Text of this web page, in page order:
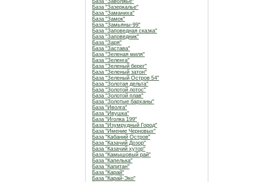
База "Зазеркалье"
База "Заманиха"
База "Замок"
База "Замьяны-99"
База "Заповедная сказка"
База "Заповедник"
База "Заря"
База "Застава"
База "Зеленая миля"
База "Зеленга"
База "Зеленый берег"
База "Зеленый затон"
База "Зеленый Остров 54"
База "Золотая дельта"
База "Золотой лотос"
База "Золотой плав"
База "Золотые барханы"
База "Иволга"
База "Ивушка"
База "Иголка 199"
База "Изумрудный Город"
База "Имение Черновых"
База "Кабаний Остров"
База "Казачий Дозор"
База "Казачий хутор"
База "Камышовый рай"
База "Капелька"
База "Капитан"
База "Карай"
База "Карай-Эко"